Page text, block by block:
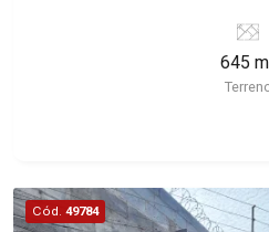
imóvel que a Martinelli
fechado - Portaria 24hr Martinelli Imobiliária -
de casas térreas,
desejados condomínios da
645
Cód. 49784